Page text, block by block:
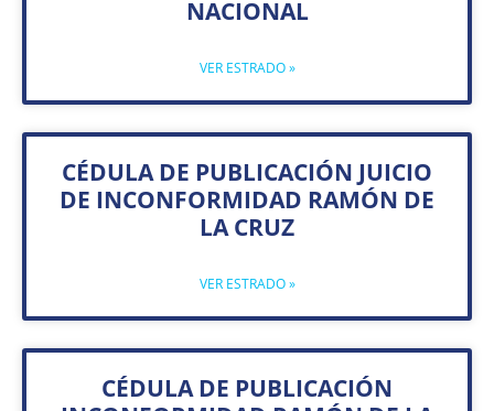
NACIONAL
VER ESTRADO »
CÉDULA DE PUBLICACIÓN JUICIO
DE INCONFORMIDAD RAMÓN DE
LA CRUZ
VER ESTRADO »
CÉDULA DE PUBLICACIÓN